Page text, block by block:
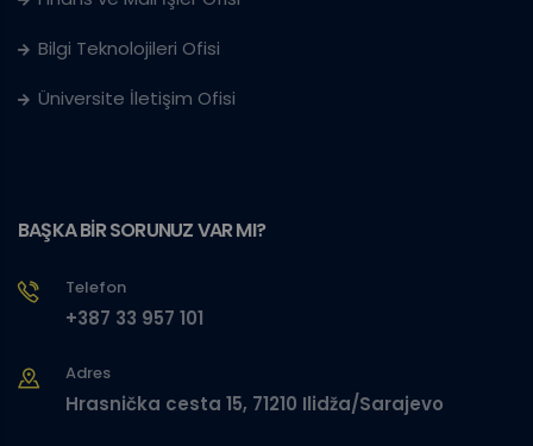
Bilgi Teknolojileri Ofisi
Üniversite İletişim Ofisi
BAŞKA BİR SORUNUZ VAR MI?
Telefon
+387 33 957 101
Adres
Hrasnička cesta 15, 71210 Ilidža/Sarajevo